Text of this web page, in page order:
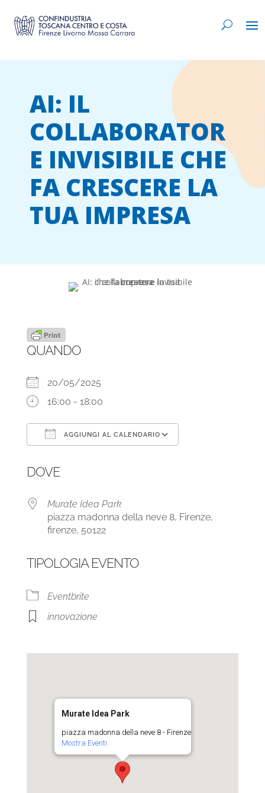
AI: IL
COLLABORATOR
E INVISIBILE CHE
FA CRESCERE LA
TUA IMPRESA
QUANDO
20/05/2025
16:00 - 18:00
AGGIUNGI AL CALENDARIO
DOVE
Murate Idea Park
piazza madonna della neve 8, Firenze,
firenze, 50122
TIPOLOGIA EVENTO
Eventbrite
innovazione
Murate Idea Park
piazza madonna della neve 8 - Firenze
Mostra Eventi